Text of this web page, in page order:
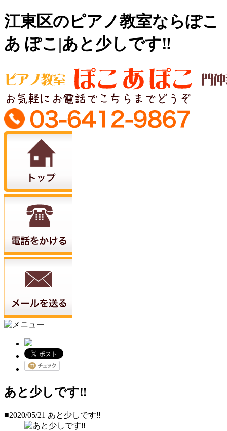
江東区のピアノ教室ならぽこ
あ ぽこ|あと少しです‼️
あと少しです‼️
■2020/05/21 あと少しです‼️